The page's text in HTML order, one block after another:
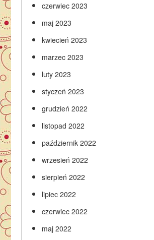
czerwiec 2023
maj 2023
kwiecień 2023
marzec 2023
luty 2023
styczeń 2023
grudzień 2022
listopad 2022
październik 2022
wrzesień 2022
sierpień 2022
lipiec 2022
czerwiec 2022
maj 2022